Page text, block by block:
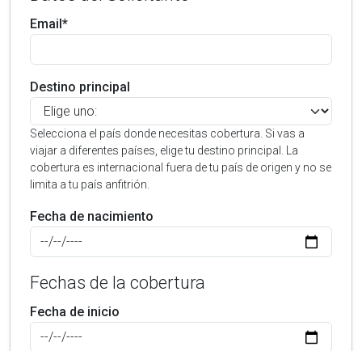
Email*
Destino principal
Selecciona el país donde necesitas cobertura. Si vas a
viajar a diferentes países, elige tu destino principal. La
cobertura es internacional fuera de tu país de origen y no se
limita a tu país anfitrión.
Fecha de nacimiento
Fechas de la cobertura
Fecha de inicio